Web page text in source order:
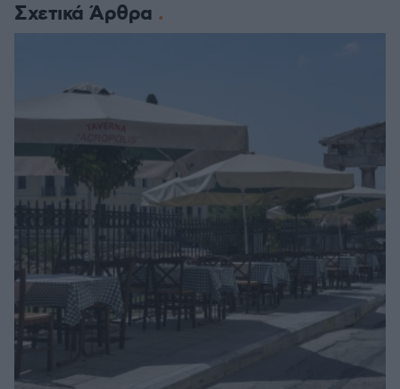
Σχετικά Άρθρα